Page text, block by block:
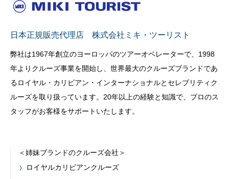
日本正規販売代理店 株式会社ミキ・ツーリスト
弊社は1967年創立のヨーロッパのツアーオペレーターで、1998
年よりクルーズ事業を開始し、世界最大のクルーズブランドであ
るロイヤル・カリビアン・インターナショナルとセレブリティク
ルーズを取り扱っています。20年以上の経験と知識で、プロのス
タッフがお客様をサポートいたします。
＜姉妹ブランドのクルーズ会社＞
ロイヤルカリビアンクルーズ